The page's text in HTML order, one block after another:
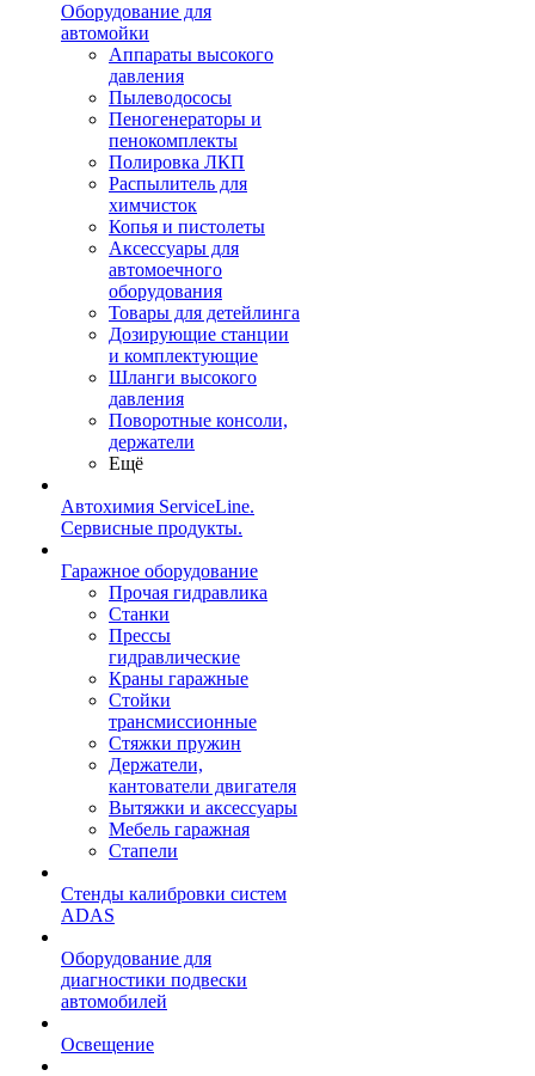
Оборудование для
автомойки
Аппараты высокого
давления
Пылеводососы
Пеногенераторы и
пенокомплекты
Полировка ЛКП
Распылитель для
химчисток
Копья и пистолеты
Аксессуары для
автомоечного
оборудования
Товары для детейлинга
Дозирующие станции
и комплектующие
Шланги высокого
давления
Поворотные консоли,
держатели
Ещё
Автохимия ServiceLine.
Сервисные продукты.
Гаражное оборудование
Прочая гидравлика
Станки
Прессы
гидравлические
Краны гаражные
Стойки
трансмиссионные
Стяжки пружин
Держатели,
кантователи двигателя
Вытяжки и аксессуары
Мебель гаражная
Стапели
Стенды калибровки систем
ADAS
Оборудование для
диагностики подвески
автомобилей
Освещение